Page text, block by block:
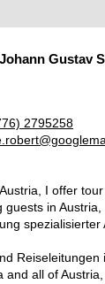
Gustav
2795258
I offer
guests in
and all of